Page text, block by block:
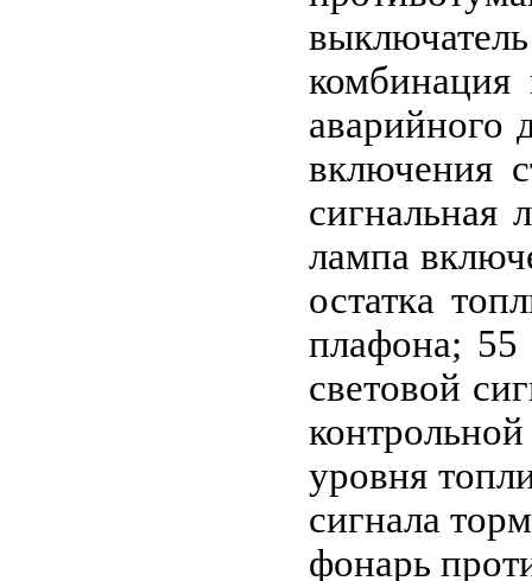
аварийного
включения
сигнальная
лампа
остатка
плафона; 55
световой
уровня
сигнала
фонарь